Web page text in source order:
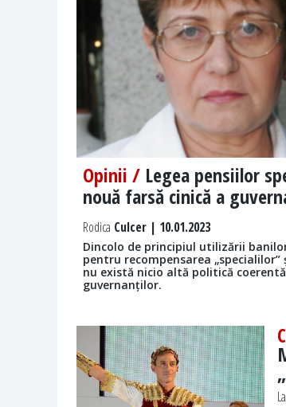
Opinii / Legea pensiilor
nouă farsă cinică a
Rodica Culcer | 10.01.2023
Dincolo de principiul utilizării
pentru recompensarea „specialilor”
nu există nicio altă politică
guvernanților.